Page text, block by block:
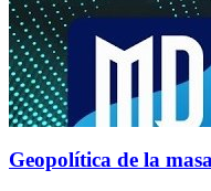
Geopolítica de la